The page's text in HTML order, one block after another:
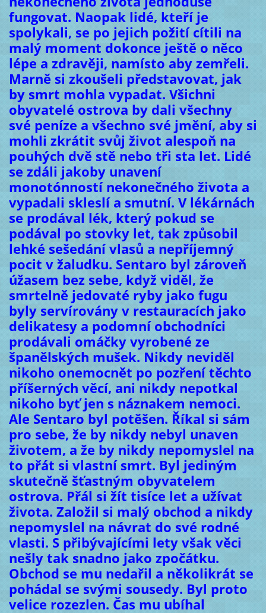
fungovat. Naopak lidé, kteří je
spolykali, se po jejich požití cítili na
malý moment dokonce ještě o něco
lépe a zdravěji, namísto aby zemřeli.
Marně si zkoušeli představovat, jak
by smrt mohla vypadat. Všichni
obyvatelé ostrova by dali všechny
své peníze a všechno své jmění, aby si
mohli zkrátit svůj život alespoň na
pouhých dvě stě nebo tři sta let. Lidé
se zdáli jakoby unavení
monotónností nekonečného života a
vypadali skleslí a smutní. V lékárnách
se prodával lék, který pokud se
podával po stovky let, tak způsobil
lehké sešedání vlasů a nepříjemný
pocit v žaludku. Sentaro byl zároveň
úžasem bez sebe, když viděl, že
smrtelně jedovaté ryby jako fugu
byly servírovány v restauracích jako
delikatesy a podomní obchodníci
prodávali omáčky vyrobené ze
španělských mušek. Nikdy neviděl
nikoho onemocnět po pozření těchto
příšerných věcí, ani nikdy nepotkal
nikoho byť jen s náznakem nemoci.
Ale Sentaro byl potěšen. Říkal si sám
pro sebe, že by nikdy nebyl unaven
životem, a že by nikdy nepomyslel na
to přát si vlastní smrt. Byl jediným
skutečně šťastným obyvatelem
ostrova. Přál si žít tisíce let a užívat
života. Založil si malý obchod a nikdy
nepomyslel na návrat do své rodné
vlasti. S přibývajícími lety však věci
nešly tak snadno jako zpočátku.
Obchod se mu nedařil a několikrát se
pohádal se svými sousedy. Byl proto
velice rozezlen. Čas mu ubíhal